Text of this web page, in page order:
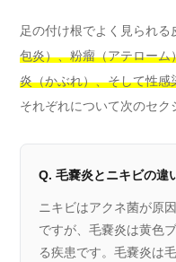
足の付け根でよく見られる
包炎）、粉瘤（アテロー
炎（かぶれ）、そして性感
それぞれについて次のセク
Q. 毛嚢炎とニキビの違
ニキビはアクネ菌が原
ですが、毛嚢炎は黄色
る疾患です。毛嚢炎は